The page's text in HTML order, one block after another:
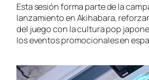
Esta sesión forma parte de la
lanzamiento en Akihabara,
del juego con la cultura pop
los eventos promocionales en